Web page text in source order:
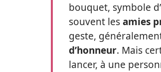
bouquet, symbole
souvent lesamies
geste,
d’honneur. Mais
lancer, à une